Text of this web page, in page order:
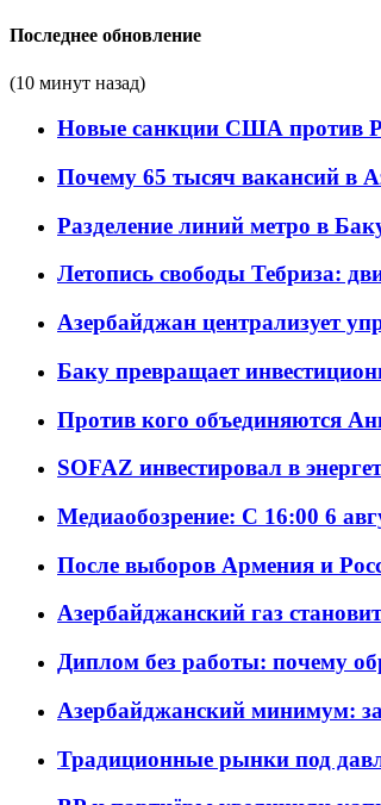
Последнее обновление
(10 минут назад)
Новые санкции США против
Почему 65 тысяч вакансий в
Разделение линий метро в
Летопись свободы Тебриза:
Азербайджан централизует
Баку превращает
Против кого объединяются
SOFAZ инвестировал в
Медиаобозрение: С 16:00 6
После выборов Армения и
Азербайджанский газ
Диплом без работы: почему
Азербайджанский минимум:
Традиционные рынки под